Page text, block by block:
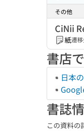
その他
CiNii
紙遷
書店
日本
書誌
この資料の